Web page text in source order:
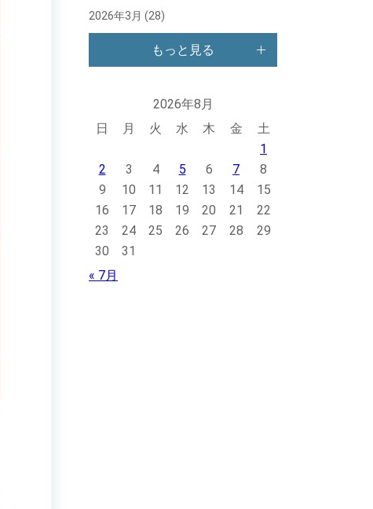
2026年3月 (28)
もっと見る
2026年8月
日
月 火 水 木 金
土
1
2
3 4 5 6 7
8
9
10 11 12 13 14
15
16
17 18 19 20 21
22
23
24 25 26 27 28
29
30
31
« 7月